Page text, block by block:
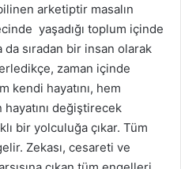
arketiptir masalın
yaşadığı toplum içinde
sıradan bir insan olarak
zaman içinde
kendi hayatını, hem
değiştirecek
bir yolculuğa çıkar. Tüm
Zekası, cesareti ve